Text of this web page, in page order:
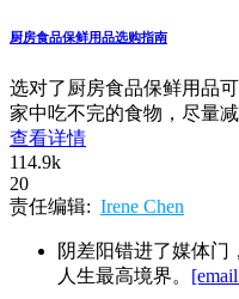
厨房食品保鲜用品选购指南
选对了厨房食品保鲜用品
家中吃不完的食物，尽量减
查看详情
114.9k
20
责任编辑: Irene Chen
阴差阳错进了媒体门
人生最高境界。